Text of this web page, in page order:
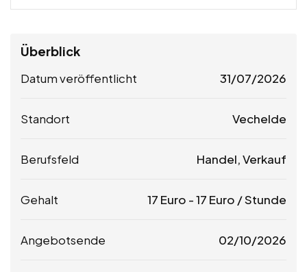
Überblick
Datum veröffentlicht 31/07/2026
Standort Vechelde
Berufsfeld Handel, Verkauf
Gehalt 17 Euro -17 Euro / Stunde
Angebotsende 02/10/2026